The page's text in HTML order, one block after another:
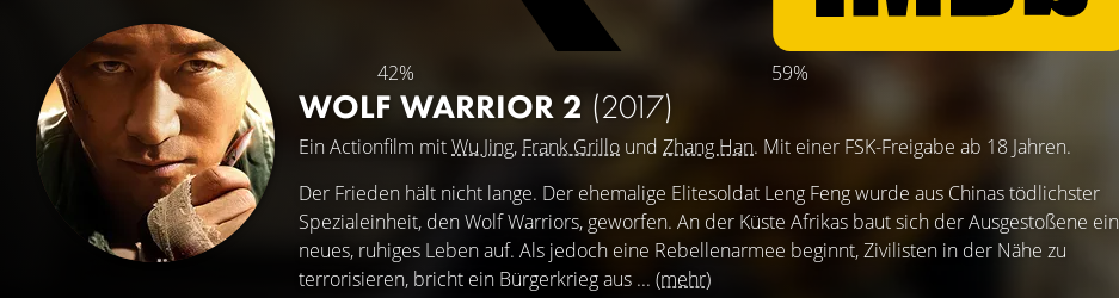
42% 59%
WOLF WARRIOR 2 (2017)
Ein Actionfilm mitWu Jing, Frank Grillo und Zhang Han. Mit einer FSK-Freigabe ab 18 Jahren.
Der Frieden hält nicht lange. Der ehemalige Elitesoldat Leng Feng wurde aus Chinas tödlichster
Spezialeinheit, den Wolf Warriors, geworfen. An der Küste Afrikas baut sich der Ausgestoßene ein
neues, ruhiges Leben auf. Als jedoch eine Rebellenarmee beginnt, Zivilisten in der Nähe zu
terrorisieren, bricht ein Bürgerkrieg aus ... (mehr)